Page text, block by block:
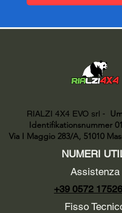
RIALZI 4X4 EVO srl -
Identifikationsnummer
Via I Maggio 283/A, 51010
NUMERI
Assistenza
+39 0572
Fisso